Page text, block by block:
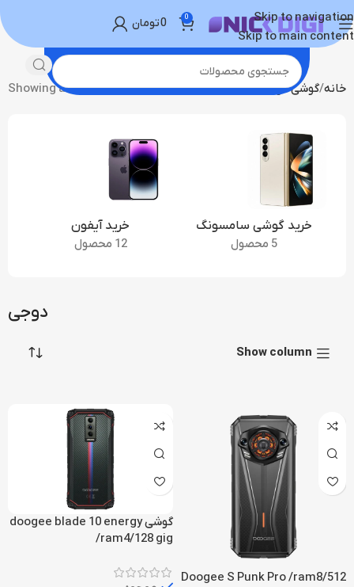
Skip to navigation
Skip to main content
0
0تومان
خانه گوشی موبایل دوجی Showing all 4 results
خرید گوشی سامسونگ
5 محصول
خرید آیفون
12 محصول
دوجی
Show column
Doogee S Punk Pro /ram8/512
گوشی doogee blade 10 energy
/ram4/128 gig